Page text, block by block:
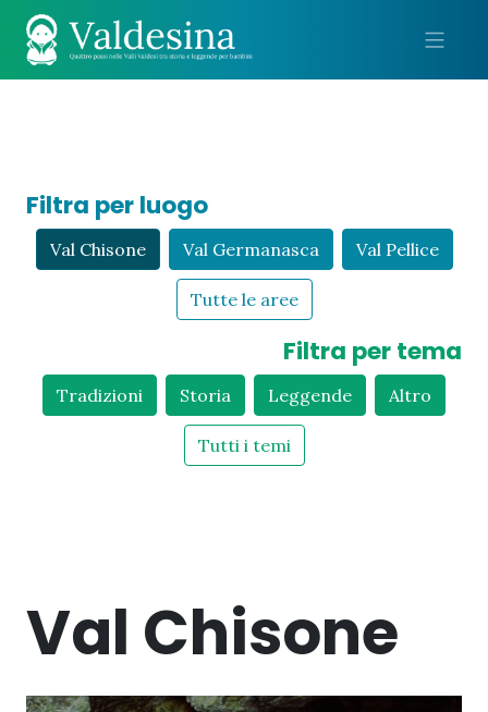
Filtra per luogo
Val Chisone Val Germanasca Val Pellice
Tutte le aree
Filtra per tema
Tradizioni Storia Leggende Altro
Tutti i temi
Val Chisone